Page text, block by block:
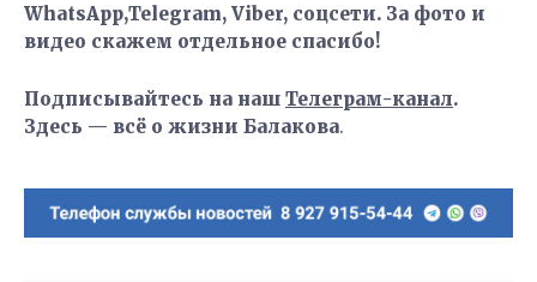
WhatsApp,Telegram, Viber, соцсети. За фото и
видео скажем отдельное спасибо!
Подписывайтесь на наш Телеграм-канал.
Здесь — всё о жизни Балакова.